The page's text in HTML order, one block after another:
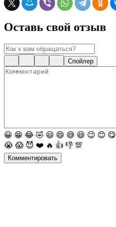
Оставь свой отзыв
Спойлер
😀 😁 😂 🤣 😃 😄 😅 😆 😉 😊 😋
😭 😱 😈 ❤️ 🔥 👍 👎 💯
Комментировать